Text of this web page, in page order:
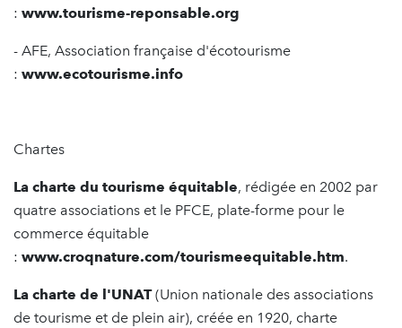
: www.tourisme-reponsable.org
- AFE, Association française d'écotourisme
: www.ecotourisme.info
Chartes
La charte du tourisme équitable, rédigée en 2002 par
quatre associations et le PFCE, plate-forme pour le
commerce équitable
: www.croqnature.com/tourismeequitable.htm.
La charte de l'UNAT(Union nationale des associations
de tourisme et de plein air), créée en 1920, charte